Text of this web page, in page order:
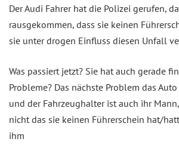
Der Audi Fahrer hat die Polizei gerufen,
rausgekommen, dass sie keinen
sie unter drogen Einfluss diesen Unfall
Was passiert jetzt? Sie hat auch gerade
Probleme? Das nächste Problem das
und der Fahrzeughalter ist auch ihr
nicht das sie keinen Führerschein hat/
ihm